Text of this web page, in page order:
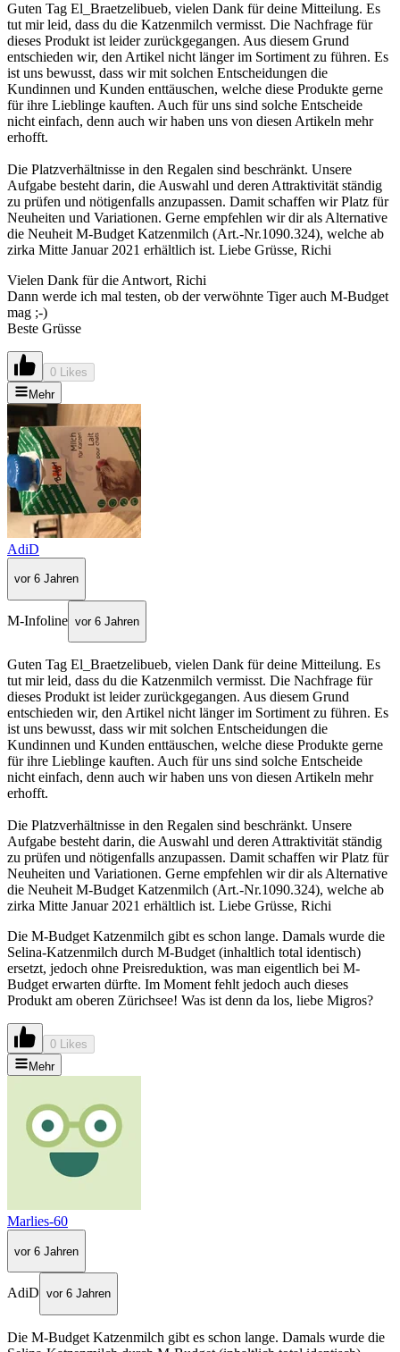
Guten Tag El_Braetzelibueb, vielen Dank für deine Mitteilung. Es
tut mir leid, dass du die Katzenmilch vermisst. Die Nachfrage für
dieses Produkt ist leider zurückgegangen. Aus diesem Grund
entschieden wir, den Artikel nicht länger im Sortiment zu führen. Es
ist uns bewusst, dass wir mit solchen Entscheidungen die
Kundinnen und Kunden enttäuschen, welche diese Produkte gerne
für ihre Lieblinge kauften. Auch für uns sind solche Entscheide
nicht einfach, denn auch wir haben uns von diesen Artikeln mehr
erhofft.
Die Platzverhältnisse in den Regalen sind beschränkt. Unsere
Aufgabe besteht darin, die Auswahl und deren Attraktivität ständig
zu prüfen und nötigenfalls anzupassen. Damit schaffen wir Platz für
Neuheiten und Variationen. Gerne empfehlen wir dir als Alternative
die Neuheit M-Budget Katzenmilch (Art.-Nr.1090.324), welche ab
zirka Mitte Januar 2021 erhältlich ist. Liebe Grüsse, Richi
Vielen Dank für die Antwort, Richi
Dann werde ich mal testen, ob der verwöhnte Tiger auch M-Budget
mag ;-)
Beste Grüsse
0 Likes
Mehr
AdiD
vor 6 Jahren
M-Infoline vor 6 Jahren
Guten Tag El_Braetzelibueb, vielen Dank für deine Mitteilung. Es
tut mir leid, dass du die Katzenmilch vermisst. Die Nachfrage für
dieses Produkt ist leider zurückgegangen. Aus diesem Grund
entschieden wir, den Artikel nicht länger im Sortiment zu führen. Es
ist uns bewusst, dass wir mit solchen Entscheidungen die
Kundinnen und Kunden enttäuschen, welche diese Produkte gerne
für ihre Lieblinge kauften. Auch für uns sind solche Entscheide
nicht einfach, denn auch wir haben uns von diesen Artikeln mehr
erhofft.
Die Platzverhältnisse in den Regalen sind beschränkt. Unsere
Aufgabe besteht darin, die Auswahl und deren Attraktivität ständig
zu prüfen und nötigenfalls anzupassen. Damit schaffen wir Platz für
Neuheiten und Variationen. Gerne empfehlen wir dir als Alternative
die Neuheit M-Budget Katzenmilch (Art.-Nr.1090.324), welche ab
zirka Mitte Januar 2021 erhältlich ist. Liebe Grüsse, Richi
Die M-Budget Katzenmilch gibt es schon lange. Damals wurde die
Selina-Katzenmilch durch M-Budget (inhaltlich total identisch)
ersetzt, jedoch ohne Preisreduktion, was man eigentlich bei M-
Budget erwarten dürfte. Im Moment fehlt jedoch auch dieses
Produkt am oberen Zürichsee! Was ist denn da los, liebe Migros?
0 Likes
Mehr
Marlies-60
vor 6 Jahren
AdiD vor 6 Jahren
Die M-Budget Katzenmilch gibt es schon lange. Damals wurde die